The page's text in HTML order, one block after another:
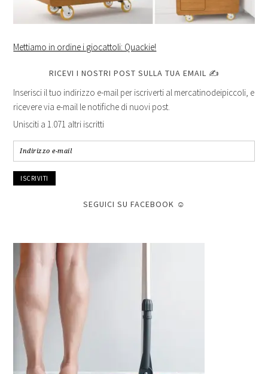
Mettiamo in ordine i giocattoli: Quackie!
RICEVI I NOSTRI POST SULLA TUA EMAIL ✍
Inserisci il tuo indirizzo e-mail per iscriverti al mercatinodeipiccoli, e
ricevere via e-mail le notifiche di nuovi post.
Unisciti a 1.071 altri iscritti
Indirizzo
e-
mail
SEGUICI SU FACEBOOK ☺